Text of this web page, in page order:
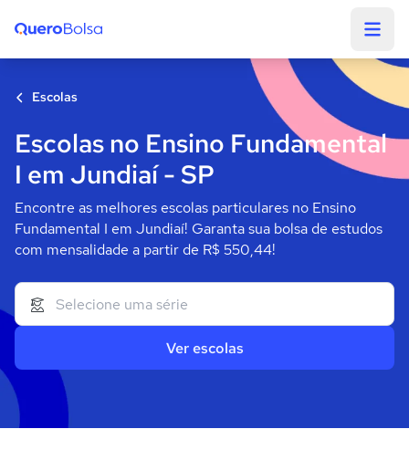
Escolas
Escolas no Ensino Fundamental
I em Jundiaí - SP
Encontre as melhores escolas particulares no Ensino
Fundamental I em Jundiaí! Garanta sua bolsa de estudos
com mensalidade a partir de R$ 550,44!
Ver escolas